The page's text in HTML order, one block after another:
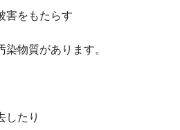
害をもたらす
染物質があります。
したり